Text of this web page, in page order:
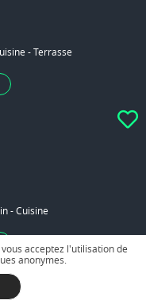
- Terrasse
- Cuisine
acceptez l'utilisation de
anonymes.